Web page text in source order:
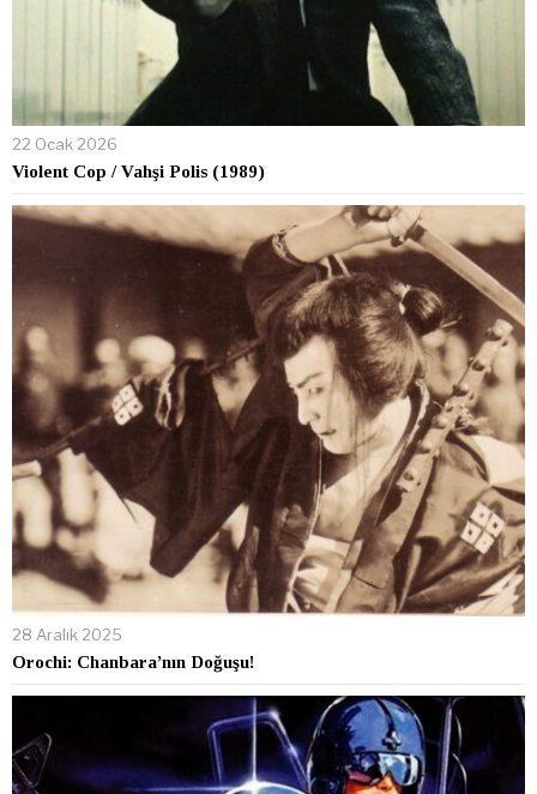
22 Ocak 2026
Violent Cop / Vahşi Polis (1989)
28 Aralık 2025
Orochi: Chanbara’nın Doğuşu!